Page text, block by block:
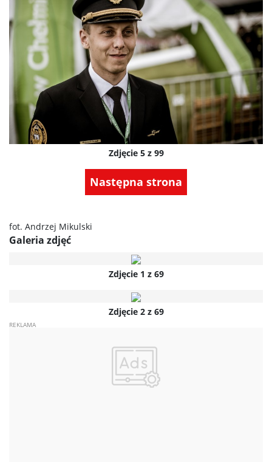
Zdjęcie 5 z 99
Następna strona
fot. Andrzej Mikulski
Galeria zdjęć
Zdjęcie 1 z 69
Zdjęcie 2 z 69